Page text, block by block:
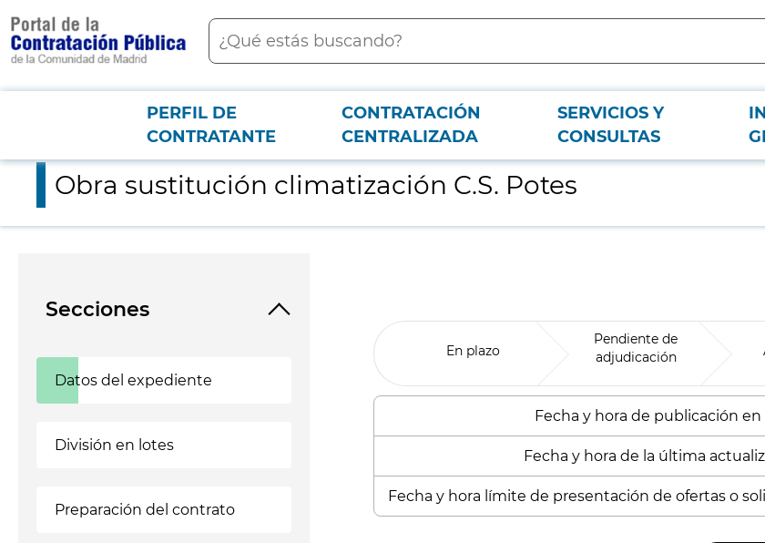
contenido
principal
Buscar
Menú PCON
PERFIL DE
CONTRATANTE
CONTRATACIÓN
CENTRALIZADA
SERVICIOS Y
CONSULTAS
Obra sustitución climatización C.S. Potes
Obra sustitución climatización C.S. Potes
Secciones
Datos del expediente
División en lotes
Preparación del contrato
En plazo
Pendiente de
adjudicación
Fecha y hora de publicación en
Fecha y hora de la última
Fecha y hora límite de presentación de ofertas o